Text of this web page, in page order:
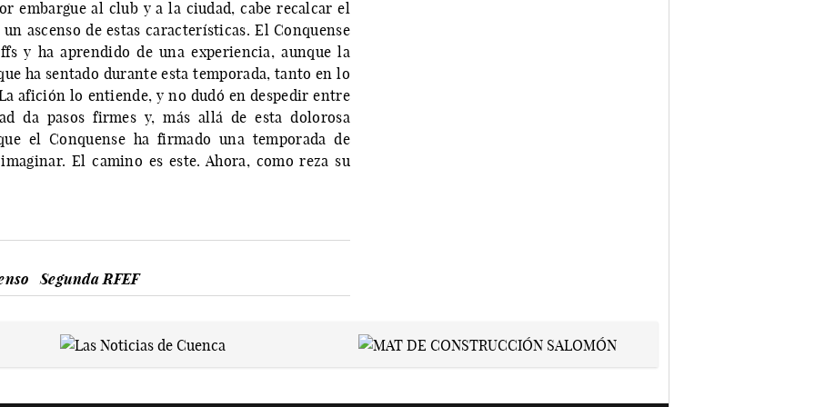
embargue al club y a la ciudad, cabe recalcar el
ascenso de estas características. El Conquense
y ha aprendido de una experiencia, aunque la
ha sentado durante esta temporada, tanto en lo
afición lo entiende, y no dudó en despedir entre
da pasos firmes y, más allá de esta dolorosa
el Conquense ha firmado una temporada de
El camino es este. Ahora, como reza su
Segunda RFEF